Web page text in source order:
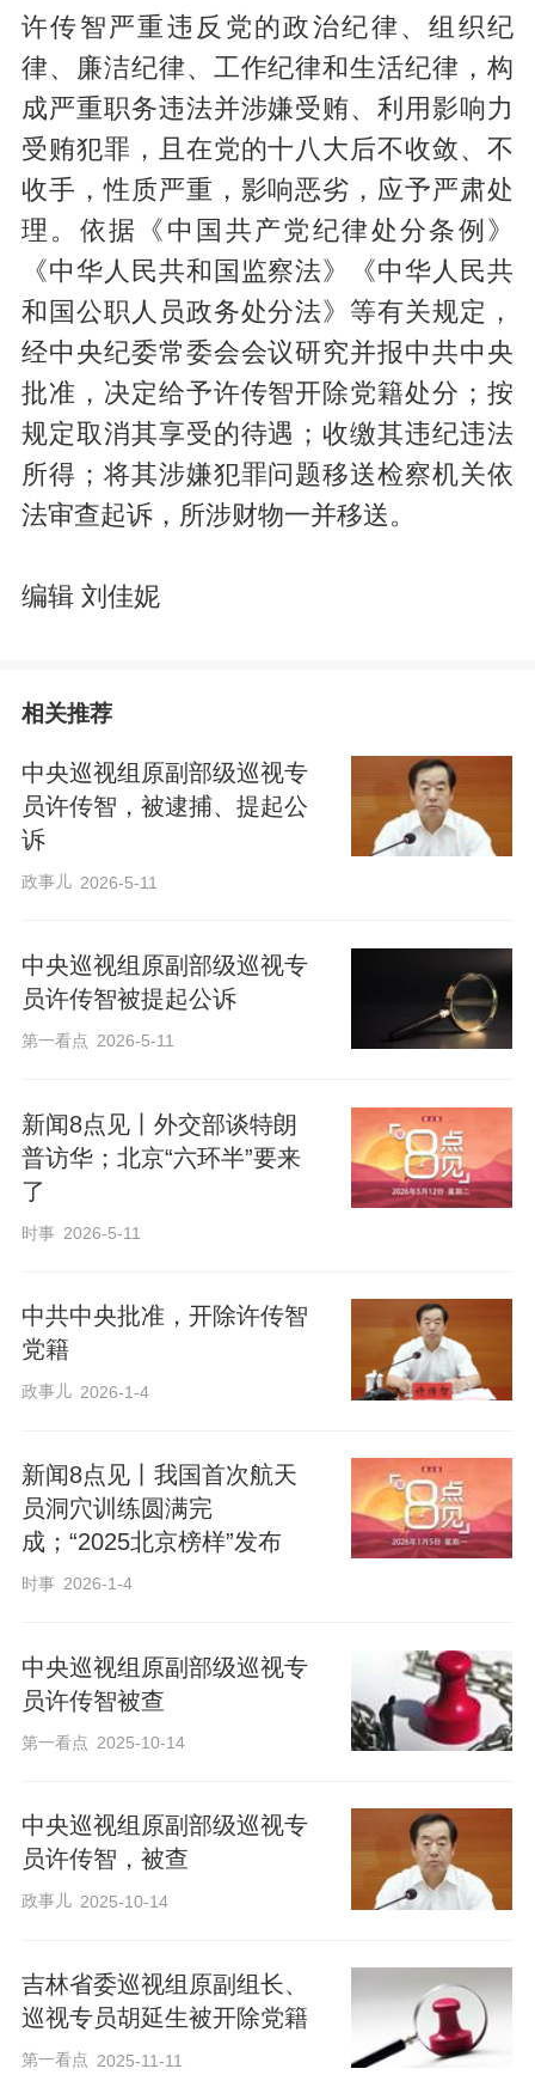
许传智严重违反党的政治纪律、组织纪
律、廉洁纪律、工作纪律和生活纪律，构
成严重职务违法并涉嫌受贿、利用影响力
受贿犯罪，且在党的十八大后不收敛、不
收手，性质严重，影响恶劣，应予严肃处
理。依据《中国共产党纪律处分条例》
《中华人民共和国监察法》《中华人民共
和国公职人员政务处分法》等有关规定，
经中央纪委常委会会议研究并报中共中央
批准，决定给予许传智开除党籍处分；按
规定取消其享受的待遇；收缴其违纪违法
所得；将其涉嫌犯罪问题移送检察机关依
法审查起诉，所涉财物一并移送。
编辑 刘佳妮
相关推荐
中央巡视组原副部级巡视专
员许传智，被逮捕、提起公
诉
政事儿 2026-5-11
中央巡视组原副部级巡视专
员许传智被提起公诉
第一看点 2026-5-11
新闻8点见丨外交部谈特朗
普访华；北京“六环半”要来
了
时事 2026-5-11
中共中央批准，开除许传智
党籍
政事儿 2026-1-4
新闻8点见丨我国首次航天
员洞穴训练圆满完
成；“2025北京榜样”发布
时事 2026-1-4
中央巡视组原副部级巡视专
员许传智被查
第一看点 2025-10-14
中央巡视组原副部级巡视专
员许传智，被查
政事儿 2025-10-14
吉林省委巡视组原副组长、
巡视专员胡延生被开除党籍
第一看点 2025-11-11